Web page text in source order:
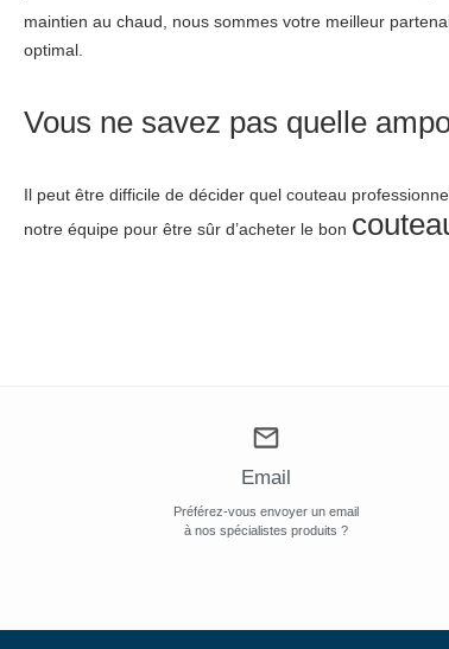
maintien au chaud, nous sommes votre meilleur
optimal.
Vous ne savez pas quelle
Il peut être difficile de décider quel couteau
notre équipe pour être sûr d’acheter le bon
Email
Préférez-vous envoyer un email
à nos spécialistes produits ?